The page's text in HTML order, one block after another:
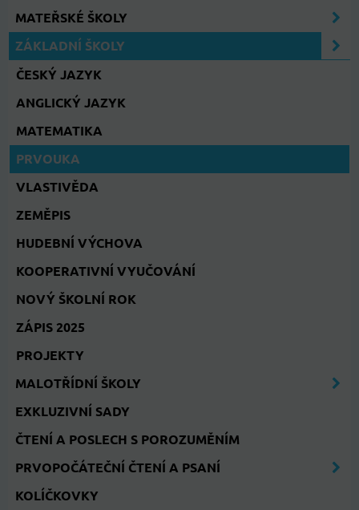
MATEŘSKÉ ŠKOLY
ZÁKLADNÍ ŠKOLY
ČESKÝ JAZYK
ANGLICKÝ JAZYK
MATEMATIKA
PRVOUKA
VLASTIVĚDA
ZEMĚPIS
HUDEBNÍ VÝCHOVA
KOOPERATIVNÍ VYUČOVÁNÍ
NOVÝ ŠKOLNÍ ROK
ZÁPIS 2025
PROJEKTY
MALOTŘÍDNÍ ŠKOLY
EXKLUZIVNÍ SADY
ČTENÍ A POSLECH S POROZUMĚNÍM
PRVOPOČÁTEČNÍ ČTENÍ A PSANÍ
KOLÍČKOVKY